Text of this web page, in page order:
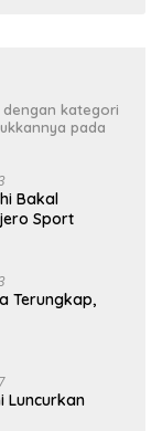
kategori
pada
Bakal
Sport
Terungkap,
Luncurkan